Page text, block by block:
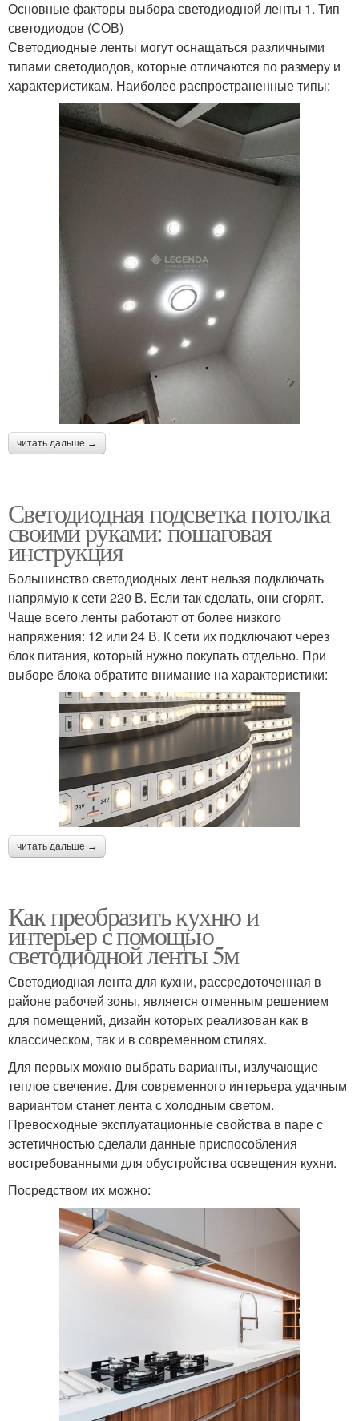
Основные факторы выбора светодиодной ленты 1. Тип
светодиодов (СОВ)
Светодиодные ленты могут оснащаться различными
типами светодиодов, которые отличаются по размеру и
характеристикам. Наиболее распространенные типы:
читать дальше →
Светодиодная подсветка потолка
своими руками: пошаговая
инструкция
Большинство светодиодных лент нельзя подключать
напрямую к сети 220 В. Если так сделать, они сгорят.
Чаще всего ленты работают от более низкого
напряжения: 12 или 24 В. К сети их подключают через
блок питания, который нужно покупать отдельно. При
выборе блока обратите внимание на характеристики:
читать дальше →
Как преобразить кухню и
интерьер с помощью
светодиодной ленты 5м
Светодиодная лента для кухни, рассредоточенная в
районе рабочей зоны, является отменным решением
для помещений, дизайн которых реализован как в
классическом, так и в современном стилях.
Для первых можно выбрать варианты, излучающие
теплое свечение. Для современного интерьера удачным
вариантом станет лента с холодным светом.
Превосходные эксплуатационные свойства в паре с
эстетичностью сделали данные приспособления
востребованными для обустройства освещения кухни.
Посредством их можно: